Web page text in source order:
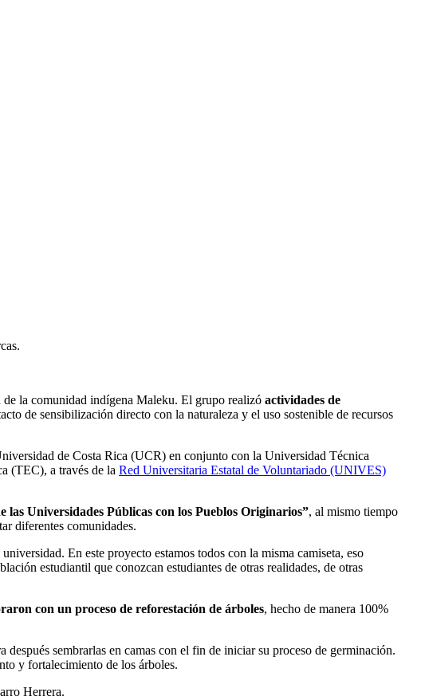
de la comunidad indígena Maleku. El grupo realizó actividades de
de sensibilización directo con la naturaleza y el uso sostenible de recursos
de Costa Rica (UCR) en conjunto con la Universidad Técnica
(TEC), a través de la Red Universitaria Estatal de Voluntariado (UNIVES)
las Universidades Públicas con los Pueblos Originarios”, al mismo tiempo
diferentes comunidades.
En este proyecto estamos todos con la misma camiseta, eso
estudiantil que conozcan estudiantes de otras realidades, de otras
con un proceso de reforestación de árboles, hecho de manera 100%
después sembrarlas en camas con el fin de iniciar su proceso de germinación.
y fortalecimiento de los árboles.
Herrera.